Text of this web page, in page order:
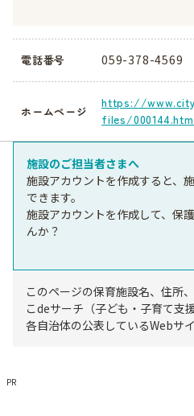
電話番号 059-378-4569
ホームページ
https://
files/
施設のご担当者さまへ
施設アカウントを作成すると、
できます。
施設アカウントを作成して、保
んか？
このページの保育施設名、住所
こdeサーチ（子ども・子育て支
各自治体の公表しているWebサ
PR